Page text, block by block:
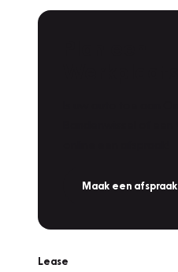
Maak een afspraak
Lease